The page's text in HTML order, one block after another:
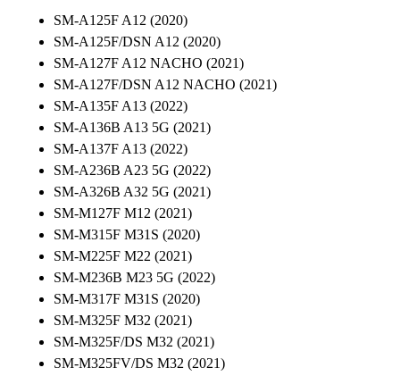
SM-A125F A12 (2020)
SM-A125F/DSN A12 (2020)
SM-A127F A12 NACHO (2021)
SM-A127F/DSN A12 NACHO (2021)
SM-A135F A13 (2022)
SM-A136B A13 5G (2021)
SM-A137F A13 (2022)
SM-A236B A23 5G (2022)
SM-A326B A32 5G (2021)
SM-M127F M12 (2021)
SM-M315F M31S (2020)
SM-M225F M22 (2021)
SM-M236B M23 5G (2022)
SM-M317F M31S (2020)
SM-M325F M32 (2021)
SM-M325F/DS M32 (2021)
SM-M325FV/DS M32 (2021)